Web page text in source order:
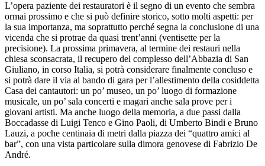
L’opera paziente dei restauratori è il segno di un evento che sembra
ormai prossimo e che si può definire storico, sotto molti aspetti: per
la sua importanza, ma soprattutto perché segna la conclusione di una
vicenda che si protrae da quasi trent’anni (ventisette per la
precisione). La prossima primavera, al termine dei restauri nella
chiesa sconsacrata, il recupero del complesso dell’Abbazia di San
Giuliano, in corso Italia, si potrà considerare finalmente concluso e
si potrà dare il via al bando di gara per l’allestimento della cosiddetta
Casa dei cantautori: un po’ museo, un po’ luogo di formazione
musicale, un po’ sala concerti e magari anche sala prove per i
giovani artisti. Ma anche luogo della memoria, a due passi dalla
Boccadasse di Luigi Tenco e Gino Paoli, di Umberto Bindi e Bruno
Lauzi, a poche centinaia di metri dalla piazza dei “quattro amici al
bar”, con una vista particolare sulla dimora genovese di Fabrizio De
André.